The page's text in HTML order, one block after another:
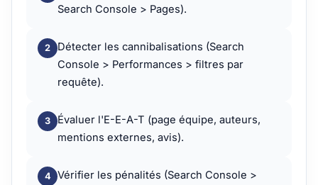
Search Console > Pages).
Détecter les cannibalisations (Search
Console > Performances > filtres par
requête).
Évaluer l'E-E-A-T (page équipe, auteurs,
mentions externes, avis).
Vérifier les pénalités (Search Console >